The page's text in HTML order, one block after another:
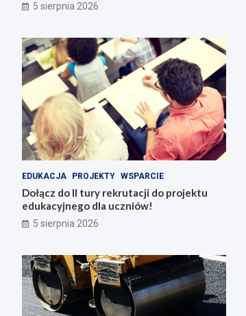
5 sierpnia 2026
EDUKACJA PROJEKTY WSPARCIE
Dołącz do II tury rekrutacji do projektu
edukacyjnego dla uczniów!
5 sierpnia 2026